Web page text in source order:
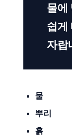
물에
쉽게
자랍
물
뿌리
흙